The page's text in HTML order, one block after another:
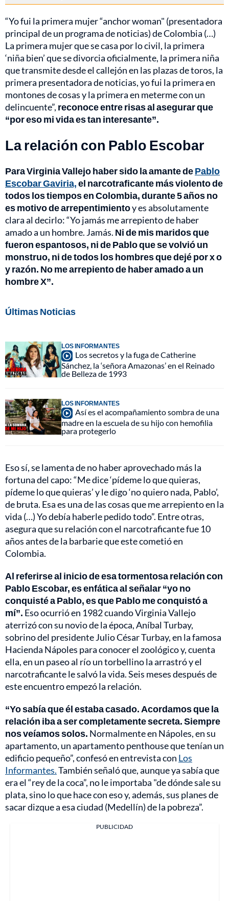
“Yo fui la primera mujer “anchor woman" (presentadora
principal de un programa de noticias) de Colombia (…)
La primera mujer que se casa por lo civil, la primera
‘niña bien’ que se divorcia oficialmente, la primera niña
que transmite desde el callejón en las plazas de toros, la
primera presentadora de noticias, yo fui la primera en
montones de cosas y la primera en meterme con un
delincuente”, reconoce entre risas al asegurar que
“por eso mi vida es tan interesante”.
La relación con Pablo Escobar
Para Virginia Vallejo haber sido la amante dePablo
Escobar Gaviria,el narcotraficante más violento de
todos los tiempos en Colombia, durante 5 años no
es motivo de arrepentimientoy es absolutamente
clara al decirlo: “Yo jamás me arrepiento de haber
amado a un hombre. Jamás. Ni de mis maridos que
fueron espantosos, ni de Pablo que se volvió un
monstruo, ni de todos los hombres que dejé por x o
y razón. No me arrepiento de haber amado a un
hombre X”.
Últimas Noticias
LOS INFORMANTES
Los secretos y la fuga de Catherine
Sánchez, la ‘señora Amazonas’ en el Reinado
de Belleza de 1993
LOS INFORMANTES
Así es el acompañamiento sombra de una
madre en la escuela de su hijo con hemofilia
para protegerlo
Eso sí, se lamenta de no haber aprovechado más la
fortuna del capo: “Me dice ‘pídeme lo que quieras,
pídeme lo que quieras’ y le digo ‘no quiero nada, Pablo’,
de bruta. Esa es una de las cosas que me arrepiento en la
vida (…) Yo debía haberle pedido todo”. Entre otras,
asegura que su relación con el narcotraficante fue 10
años antes de la barbarie que este cometió en
Colombia.
Al referirse al inicio de esa tormentosa relación con
Pablo Escobar, es enfática al señalar “yo no
conquisté a Pablo, es que Pablo me conquistó a
mí”. Eso ocurrió en 1982 cuando Virginia Vallejo
aterrizó con su novio de la época, Aníbal Turbay,
sobrino del presidente Julio César Turbay, en la famosa
Hacienda Nápoles para conocer el zoológico y, cuenta
ella, en un paseo al río un torbellino la arrastró y el
narcotraficante le salvó la vida. Seis meses después de
este encuentro empezó la relación.
“Yo sabía que él estaba casado. Acordamos que la
relación iba a ser completamente secreta. Siempre
nos veíamos solos. Normalmente en Nápoles, en su
apartamento, un apartamento penthouse que tenían un
edificio pequeño”, confesó en entrevista con Los
Informantes.También señaló que, aunque ya sabía que
era el “rey de la coca”, no le importaba "de dónde sale su
plata, sino lo que hace con eso y, además, sus planes de
sacar dizque a esa ciudad (Medellín) de la pobreza”.
PUBLICIDAD